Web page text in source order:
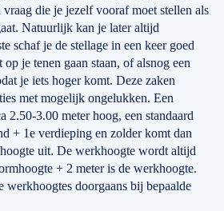
vraag die je jezelf vooraf moet stellen als
Natuurlijk kan je later altijd
schaf je de stellage in een keer goed
je tenen gaan staan, of alsnog een
je iets hoger komt. Deze zaken
met mogelijk ongelukken. Een
2.50-3.00 meter hoog, een standaard
+ 1e verdieping en zolder komt dan
uit. De werkhoogte wordt altijd
+ 2 meter is de werkhoogte.
doorgaans bij bepaalde